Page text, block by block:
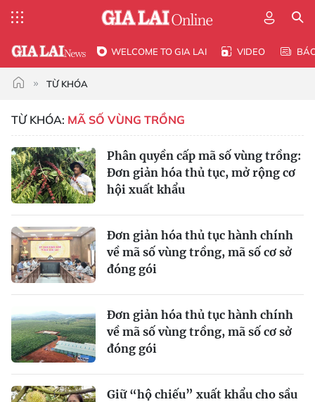
WELCOME TO GIA LAI VIDEO
TỪ KHÓA
TỪ KHÓA: MÃ SỐ VÙNG TRỒNG
Phân quyền cấp mã số vùng trồng:
Đơn giản hóa thủ tục, mở rộng cơ
hội xuất khẩu
Đơn giản hóa thủ tục hành chính
về mã số vùng trồng, mã số cơ sở
đóng gói
Đơn giản hóa thủ tục hành chính
về mã số vùng trồng, mã số cơ sở
đóng gói
Giữ “hộ chiếu” xuất khẩu cho sầu